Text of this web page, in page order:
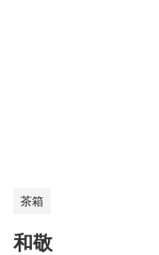
茶箱
和敬